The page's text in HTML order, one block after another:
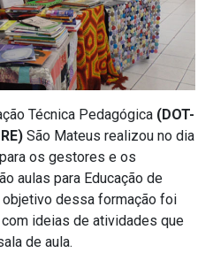
Técnica Pedagógica (DOT-
São Mateus realizou no dia
os gestores e os
aulas para Educação de
objetivo dessa formação foi
ideias de atividades que
de aula.